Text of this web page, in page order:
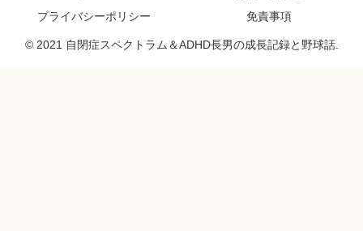
プライバシーポリシー
免責事項
© 2021 自閉症スペクトラム＆ADHD長男の成長記録と野球話.